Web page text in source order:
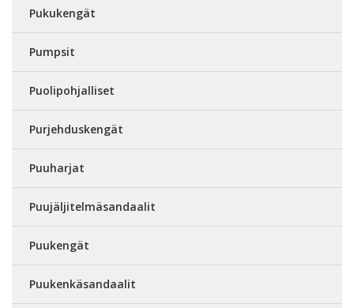
Pukukengät
Pumpsit
Puolipohjalliset
Purjehduskengät
Puuharjat
Puujäljitelmäsandaalit
Puukengät
Puukenkäsandaalit